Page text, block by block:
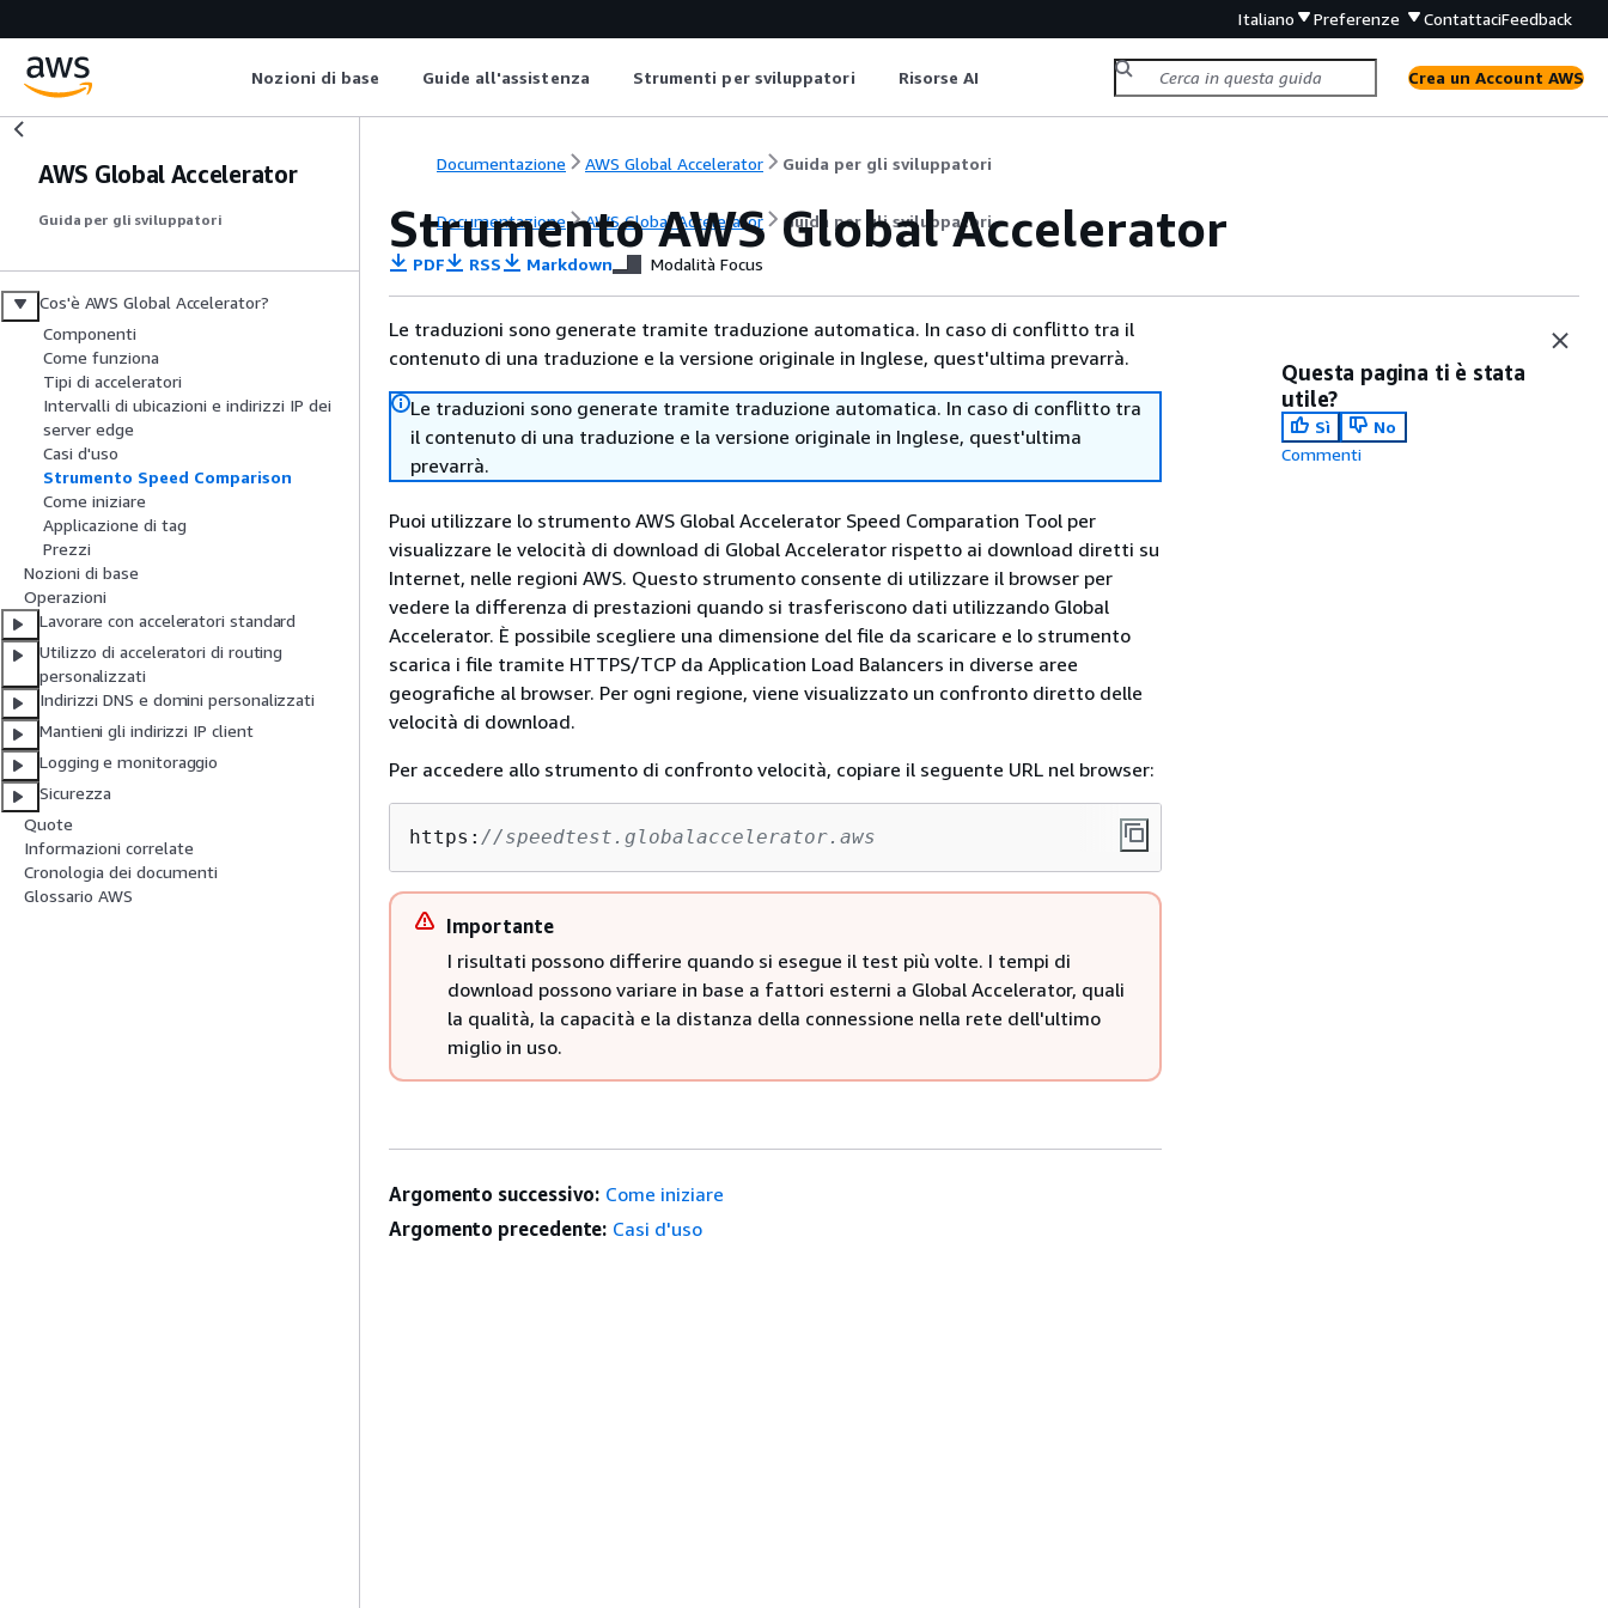
Italiano Preferenze ContattaciFeedback
Nozioni di base Guide all'assistenza Strumenti per sviluppatori Risorse AI Crea un Account AWS
AWS Global Accelerator
Guida per gli sviluppatori
Cos'è AWS Global Accelerator?
Componenti
Come funziona
Tipi di acceleratori
Intervalli di ubicazioni e indirizzi IP dei
server edge
Casi d'uso
Strumento Speed Comparison
Come iniziare
Applicazione di tag
Prezzi
Nozioni di base
Operazioni
Lavorare con acceleratori standard
Utilizzo di acceleratori di routing
personalizzati
Indirizzi DNS e domini personalizzati
Mantieni gli indirizzi IP client
Logging e monitoraggio
Sicurezza
Quote
Informazioni correlate
Cronologia dei documenti
Glossario AWS
Documentazione AWS Global Accelerator Guida per gli sviluppatori
Documentazione AWS Global Accelerator Guida per gli sviluppatori
Strumento AWS Global Accelerator
PDF RSS Markdown Modalità Focus
Le traduzioni sono generate tramite traduzione automatica. In caso di conflitto tra il
contenuto di una traduzione e la versione originale in Inglese, quest'ultima prevarrà.
Le traduzioni sono generate tramite traduzione automatica. In caso di conflitto tra
il contenuto di una traduzione e la versione originale in Inglese, quest'ultima
prevarrà.
Puoi utilizzare lo strumento AWS Global Accelerator Speed Comparation Tool per
visualizzare le velocità di download di Global Accelerator rispetto ai download diretti su
Internet, nelle regioni AWS. Questo strumento consente di utilizzare il browser per
vedere la differenza di prestazioni quando si trasferiscono dati utilizzando Global
Accelerator. È possibile scegliere una dimensione del file da scaricare e lo strumento
scarica i file tramite HTTPS/TCP da Application Load Balancers in diverse aree
geografiche al browser. Per ogni regione, viene visualizzato un confronto diretto delle
velocità di download.
Per accedere allo strumento di confronto velocità, copiare il seguente URL nel browser:
https: //speedtest.globalaccelerator.aws
Importante
I risultati possono differire quando si esegue il test più volte. I tempi di
download possono variare in base a fattori esterni a Global Accelerator, quali
la qualità, la capacità e la distanza della connessione nella rete dell'ultimo
miglio in uso.
Questa pagina ti è stata
utile?
Sì
No
Commenti
Argomento successivo: Come iniziare
Argomento precedente: Casi d'uso